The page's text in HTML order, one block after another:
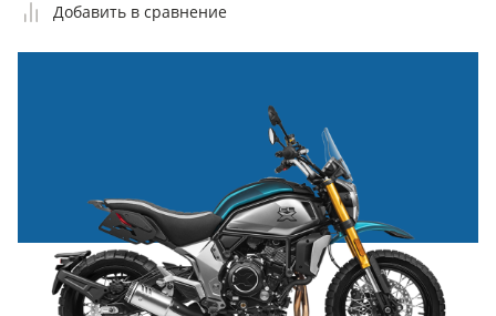
Добавить в сравнение